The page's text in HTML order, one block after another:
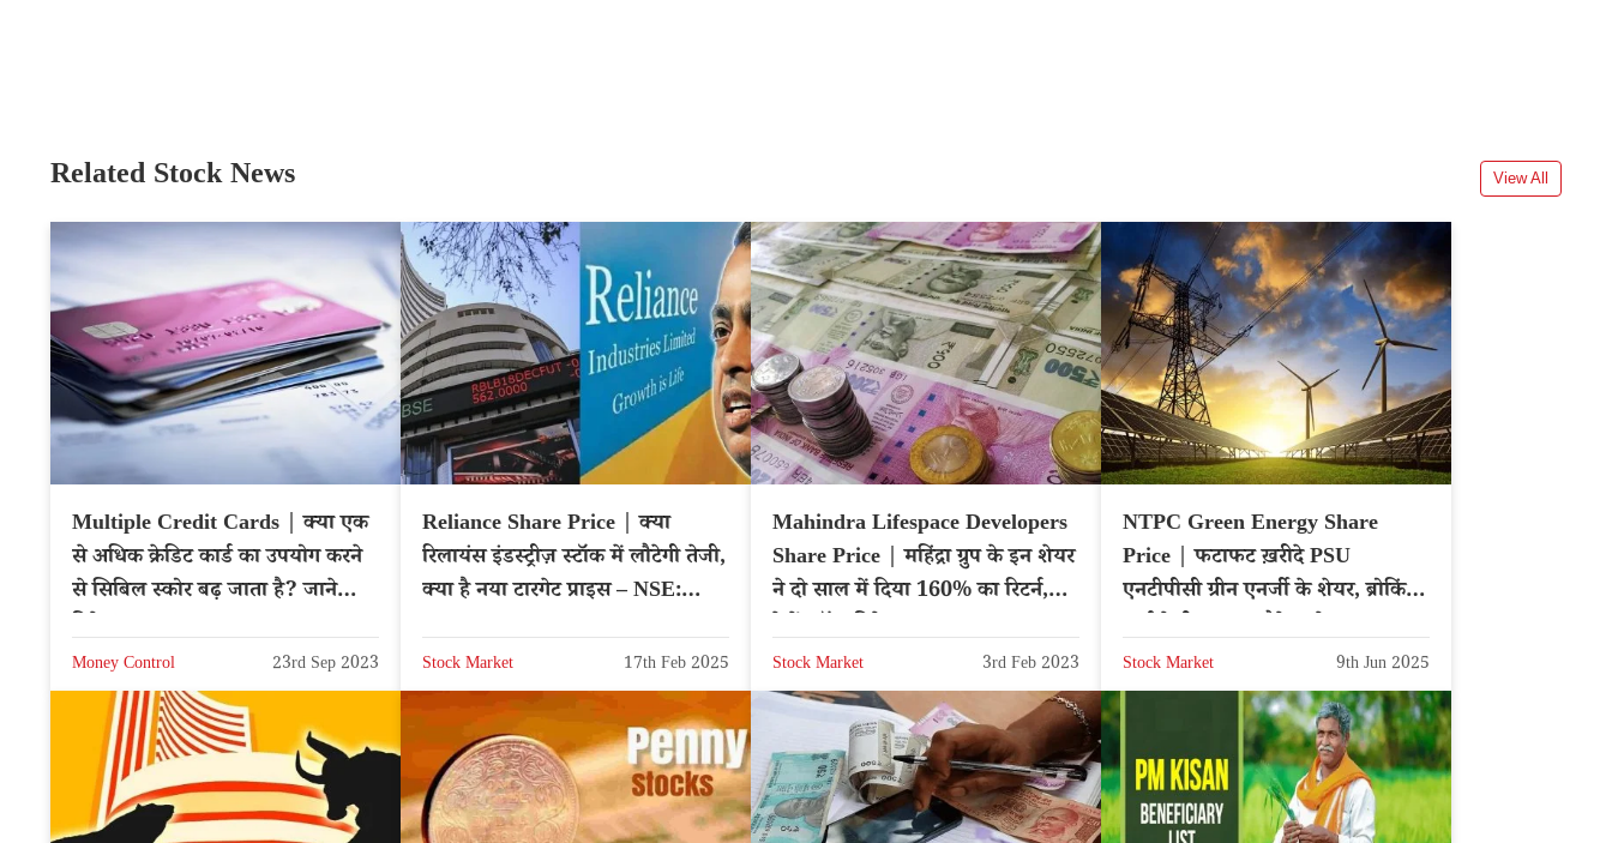
Related Stock News View All
Multiple Credit Cards | क्या एक
से अधिक क्रेडिट कार्ड का उपयोग करने
से सिबिल स्कोर बढ़ जाता है? जाने
Money Control 23rd Sep 2023
Reliance Share Price | क्या
रिलायंस इंडस्ट्रीज़ स्टॉक में लौटेगी तेजी,
क्या है नया टारगेट प्राइस – NSE:
Stock Market 17th Feb 2025
Mahindra Lifespace Developers
Share Price | महिंद्रा ग्रुप के इन शेयर
ने दो साल में दिया 160% का रिटर्न,
Stock Market 3rd Feb 2023
NTPC Green Energy Share
Price | फटाफट ख़रीदे PSU
एनटीपीसी ग्रीन एनर्जी के शेयर, ब्रोकिंग
Stock Market 9th Jun 2025